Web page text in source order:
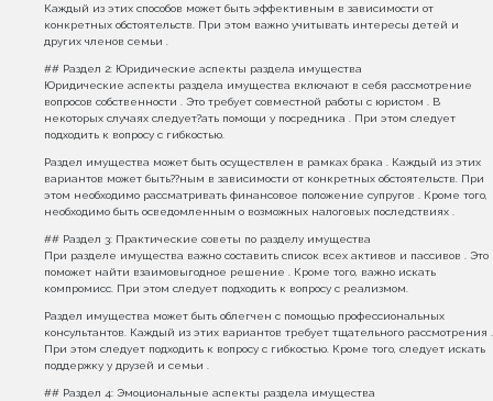
Каждый из этих способов может быть эффективным в зависимости от
конкретных обстоятельств. При этом важно учитывать интересы детей и
других членов семьи .
## Раздел 2: Юридические аспекты раздела имущества
Юридические аспекты раздела имущества включают в себя рассмотрение
вопросов собственности . Это требует совместной работы с юристом . В
некоторых случаях следует?ать помощи у посредника . При этом следует
подходить к вопросу с гибкостью.
Раздел имущества может быть осуществлен в рамках брака . Каждый из этих
вариантов может быть??ным в зависимости от конкретных обстоятельств. При
этом необходимо рассматривать финансовое положение супругов . Кроме того,
необходимо быть осведомленным о возможных налоговых последствиях .
## Раздел 3: Практические советы по разделу имущества
При разделе имущества важно составить список всех активов и пассивов . Это
поможет найти взаимовыгодное решение . Кроме того, важно искать
компромисс. При этом следует подходить к вопросу с реализмом.
Раздел имущества может быть облегчен с помощью профессиональных
консультантов. Каждый из этих вариантов требует тщательного рассмотрения .
При этом следует подходить к вопросу с гибкостью. Кроме того, следует искать
поддержку у друзей и семьи .
## Раздел 4: Эмоциональные аспекты раздела имущества